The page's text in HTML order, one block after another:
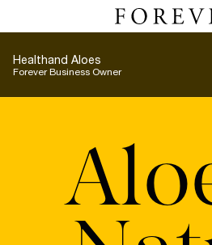
Healthand Aloes
Forever Business Owner